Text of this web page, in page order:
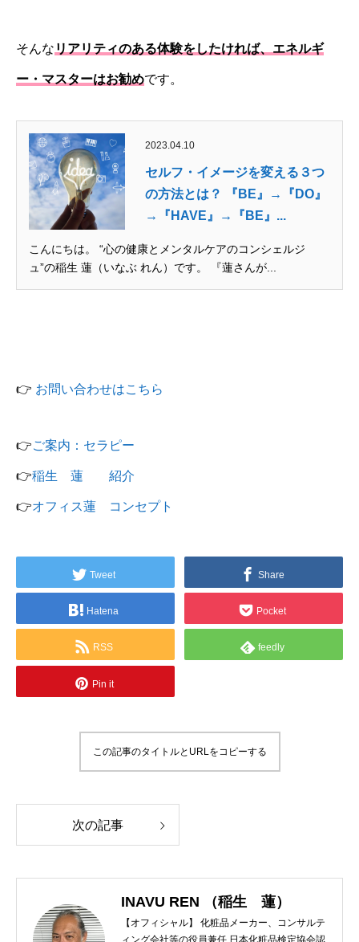
そんな リアリティのある体験をしたければ、エネルギ
ー・マスターはお勧めです。
2023.04.10
セルフ・イメージを変える３つ
の方法とは？ 『BE』→『DO』
→『HAVE』→『BE』...
こんにちは。 “心の健康とメンタルケアのコンシェルジ
ュ”の稲生 蓮（いなぶ れん）です。 『蓮さんが...
👉 お問い合わせはこちら
👉ご案内：セラピー
👉稲生 蓮 紹介
👉オフィス蓮 コンセプト
Tweet Share
Hatena Pocket
RSS feedly
Pin it
この記事のタイトルとURLをコピーする
次の記事
INAVU REN （稲生 蓮）
【オフィシャル】 化粧品メーカー、コンサルテ
ィング会社等の役員兼任 日本化粧品検定協会認